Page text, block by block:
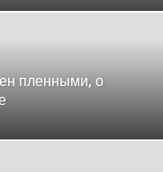
пленными, о